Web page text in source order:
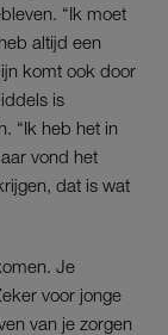
“Ik moet
altijd een
komt ook door
is
“Ik heb het in
vond het
dat is wat
Je
voor jonge
van je zorgen